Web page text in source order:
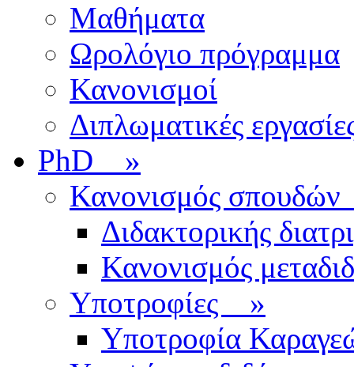
Μαθήματα
Ωρολόγιο πρόγραμμα
Κανονισμοί
Διπλωματικές
PhD »
Κανονισμός
Διδακτορικής
Κανονισμός
Υποτροφίες »
Υποτροφία